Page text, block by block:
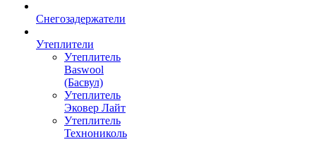
Снегозадержатели
Утеплители
Утеплитель
Baswool
(Басвул)
Утеплитель
Эковер Лайт
Утеплитель
Технониколь